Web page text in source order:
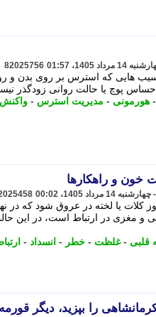
82025756
هایی که استرس بر روی بدن و
پوچ یا حالت روانی زودگذر
- هورمونی - مدیریت استرس - واکنش
خون و راهکارها
یا لخته در عروق شود که در
و مغزی در ارتباط است، در این
قلبی -غلظت - خطر - انسداد -
را بپزید، دیگر